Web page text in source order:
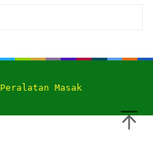
Peralatan Masak